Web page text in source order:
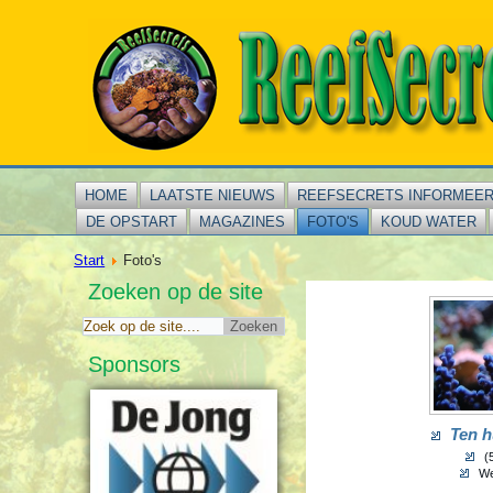
HOME LAATSTE NIEUWS
REEFSECRETS
DE OPSTART
MAGAZINES FOTO'S KOUD WATER
Start Foto's
Zoeken op de site
Sponsors
Ten